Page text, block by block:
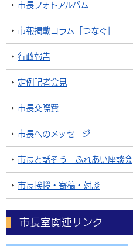
市長フォトアルバム
市報掲載コラム「つなぐ」
行政報告
定例記者会見
市長交際費
市長へのメッセージ
市長と話そう ふれあい座談会
市長挨拶・寄稿・対談
市長室関連リンク